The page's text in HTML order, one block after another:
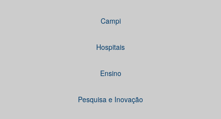
Campi
Hospitais
Ensino
Pesquisa e Inovação